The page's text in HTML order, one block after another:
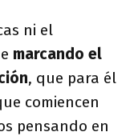
ni el
marcando el
, que para él
comiencen
pensando en